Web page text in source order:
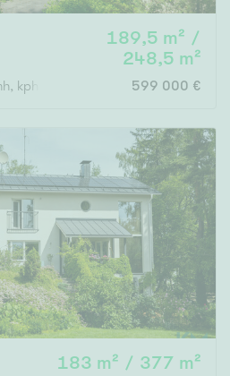
189,5 m² /
248,5 m²
kph x 2, s, khh, 2x erill. wc, 3x vh
599 000 €
183 m² / 377 m²